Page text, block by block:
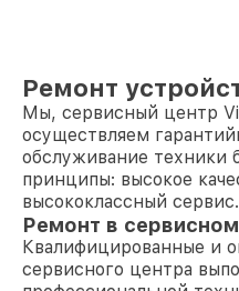
Ремонт
Мы, сервисный центр
осуществляем
обслуживание техники
принципы: высокое
высококлассный сервис.
Ремонт в
Квалифицированные и
сервисного центра